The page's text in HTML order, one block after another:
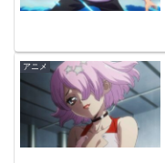
アニメ